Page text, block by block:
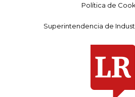
Política de
Superintendencia de